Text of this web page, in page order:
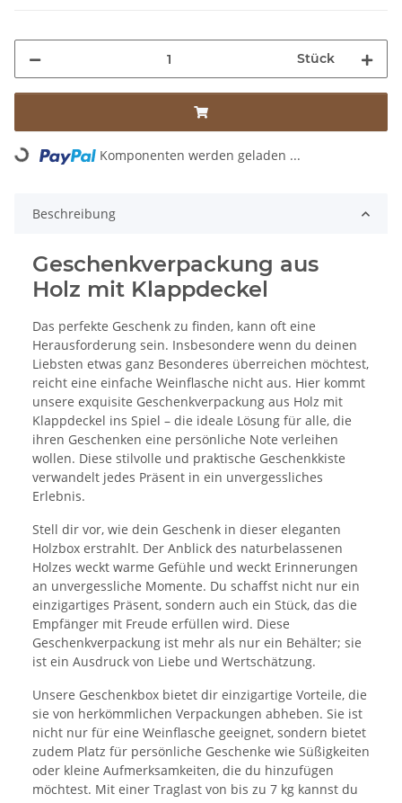
Stück
Loading... Komponenten werden geladen ...
Beschreibung
Geschenkverpackung aus
Holz mit Klappdeckel
Das perfekte Geschenk zu finden, kann oft eine
Herausforderung sein. Insbesondere wenn du deinen
Liebsten etwas ganz Besonderes überreichen möchtest,
reicht eine einfache Weinflasche nicht aus. Hier kommt
unsere exquisite Geschenkverpackung aus Holz mit
Klappdeckel ins Spiel – die ideale Lösung für alle, die
ihren Geschenken eine persönliche Note verleihen
wollen. Diese stilvolle und praktische Geschenkkiste
verwandelt jedes Präsent in ein unvergessliches
Erlebnis.
Stell dir vor, wie dein Geschenk in dieser eleganten
Holzbox erstrahlt. Der Anblick des naturbelassenen
Holzes weckt warme Gefühle und weckt Erinnerungen
an unvergessliche Momente. Du schaffst nicht nur ein
einzigartiges Präsent, sondern auch ein Stück, das die
Empfänger mit Freude erfüllen wird. Diese
Geschenkverpackung ist mehr als nur ein Behälter; sie
ist ein Ausdruck von Liebe und Wertschätzung.
Unsere Geschenkbox bietet dir einzigartige Vorteile, die
sie von herkömmlichen Verpackungen abheben. Sie ist
nicht nur für eine Weinflasche geeignet, sondern bietet
zudem Platz für persönliche Geschenke wie Süßigkeiten
oder kleine Aufmerksamkeiten, die du hinzufügen
möchtest. Mit einer Traglast von bis zu 7 kg kannst du